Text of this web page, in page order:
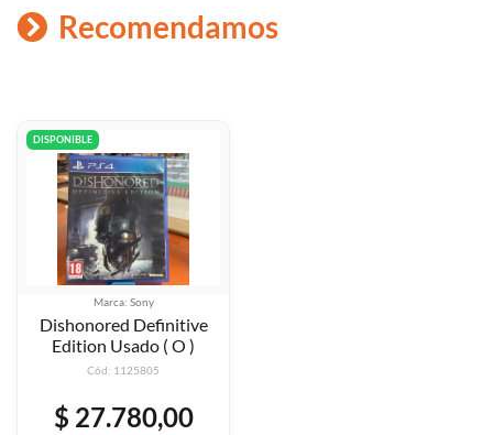
Recomendamos
DISPONIBLE
Marca: Sony
Dishonored Definitive
Edition Usado ( O )
Cód: 1125805
$ 27.780,00